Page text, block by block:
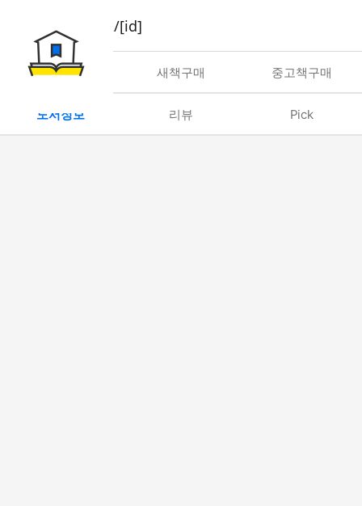
book/rent/[id]
대여 새책구매 중고책구매
도서정보 리뷰 Pick